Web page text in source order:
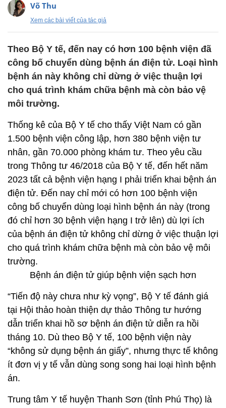
Võ Thu
Xem các bài viết của tác giả
Theo Bộ Y tế, đến nay có hơn 100 bệnh viện đã
công bố chuyển dùng bệnh án điện tử. Loại hình
bệnh án này không chỉ dừng ở việc thuận lợi
cho quá trình khám chữa bệnh mà còn bảo vệ
môi trường.
Thống kê của Bộ Y tế cho thấy Việt Nam có gần
1.500 bệnh viện công lập, hơn 380 bệnh viện tư
nhân, gần 70.000 phòng khám tư. Theo yêu cầu
trong Thông tư 46/2018 của Bộ Y tế, đến hết năm
2023 tất cả bệnh viện hạng I phải triển khai bệnh án
điện tử. Đến nay chỉ mới có hơn 100 bệnh viện
công bố chuyển dùng loại hình bệnh án này (trong
đó chỉ hơn 30 bệnh viện hạng I trở lên) dù lợi ích
của bệnh án điện tử không chỉ dừng ở việc thuận lợi
cho quá trình khám chữa bệnh mà còn bảo vệ môi
trường.
Bệnh án điện tử giúp bệnh viện sạch hơn
“Tiến độ này chưa như kỳ vọng”, Bộ Y tế đánh giá
tại Hội thảo hoàn thiện dự thảo Thông tư hướng
dẫn triển khai hồ sơ bệnh án điện tử diễn ra hồi
tháng 10. Dù theo Bộ Y tế, 100 bệnh viện này
“không sử dụng bệnh án giấy”, nhưng thực tế không
ít đơn vị y tế vẫn dùng song song hai loại hình bệnh
án.
Trung tâm Y tế huyện Thanh Sơn (tỉnh Phú Thọ) là